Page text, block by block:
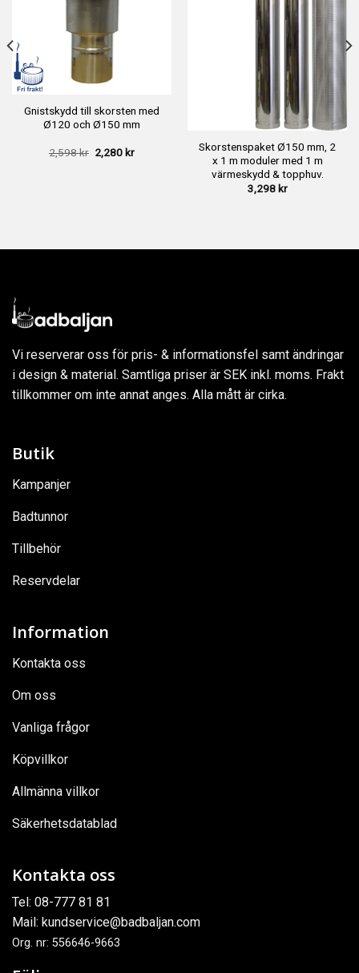
Gnistskydd till skorsten med
Ø120 och Ø150 mm
2,598kr Det
ursprungliga
2,280 krDet
Skorstenspaket Ø150 mm, 2
x 1 m moduler med 1 m
värmeskydd & topphuv.
3,298 kr
Vi reserverar oss för pris- & informationsfel samt ändringar
i design & material. Samtliga priser är SEK inkl. moms. Frakt
tillkommer om inte annat anges. Alla mått är cirka.
Butik
Kampanjer
Badtunnor
Tillbehör
Reservdelar
Information
Kontakta oss
Om oss
Vanliga frågor
Köpvillkor
Allmänna villkor
Säkerhetsdatablad
Kontakta oss
Tel: 08-777 81 81
Mail: kundservice@badbaljan.com
Org. nr: 556646-9663